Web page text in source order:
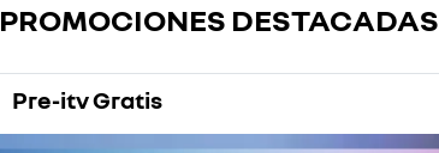
PROMOCIONES DESTACADAS
Pre-itv Gratis